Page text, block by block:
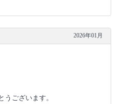
2026年01月
うございます。